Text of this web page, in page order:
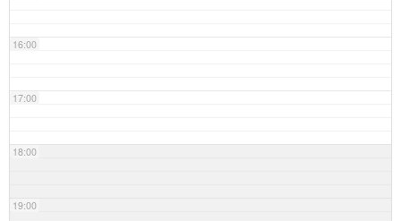
16:00
17:00
18:00
19:00